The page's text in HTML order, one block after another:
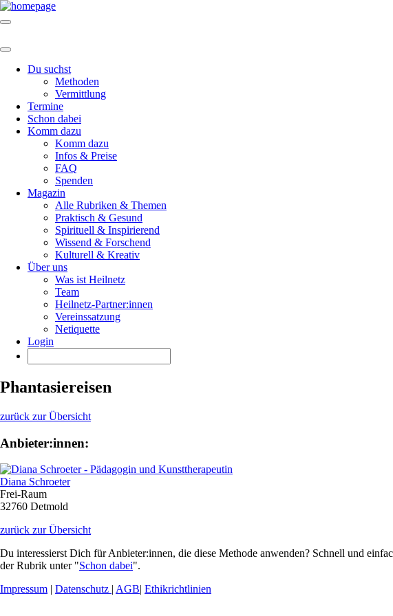
Du suchst
Methoden
Vermittlung
Termine
Schon dabei
Komm dazu
Komm dazu
Infos & Preise
FAQ
Spenden
Magazin
Alle Rubriken & Themen
Praktisch & Gesund
Spirituell & Inspirierend
Wissend & Forschend
Kulturell & Kreativ
Über uns
Was ist Heilnetz
Team
Heilnetz-Partner:innen
Vereinssatzung
Netiquette
Login
Phantasiereisen
zurück zur Übersicht
Anbieter:innen:
Diana Schroeter
Frei-Raum
32760 Detmold
zurück zur Übersicht
Du interessierst Dich für Anbieter:innen, die diese Methode anwenden? Schnell und
der Rubrik unter "Schon dabei".
Impressum
Datenschutz AGB Ethikrichtlinien